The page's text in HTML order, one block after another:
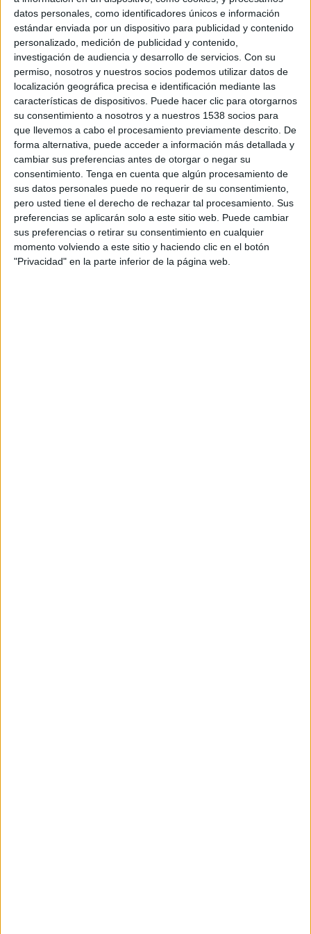
datos personales, como identificadores únicos e información
estándar enviada por un dispositivo para publicidad y contenido
personalizado, medición de publicidad y contenido,
investigación de audiencia y desarrollo de servicios. Con su
permiso, nosotros y nuestros socios podemos utilizar datos de
localización geográfica precisa e identificación mediante las
características de dispositivos. Puede hacer clic para otorgarnos
su consentimiento a nosotros y a nuestros 1538 socios para
que llevemos a cabo el procesamiento previamente descrito. De
forma alternativa, puede acceder a información más detallada y
cambiar sus preferencias antes de otorgar o negar su
consentimiento. Tenga en cuenta que algún procesamiento de
sus datos personales puede no requerir de su consentimiento,
pero usted tiene el derecho de rechazar tal procesamiento. Sus
preferencias se aplicarán solo a este sitio web. Puede cambiar
sus preferencias o retirar su consentimiento en cualquier
momento volviendo a este sitio y haciendo clic en el botón
"Privacidad" en la parte inferior de la página web.
La compañía española Smart4ads (www.smart4ads.es), compañía especializada en
solución publicitaria para el segmento de Adserving, Smart4ads Adserver. Esta
solución desarrollada por el equipo de ingenieros de la compañía, proporciona a
los publishers, redes publicitarias, agencias y clientes, una herramienta con la que
gestionar y optimizar sus campañas y espacios publicitarios en todo tipo de
dispositivos, ya sean ordenadores, tablets o móviles.
Smart4ads Adserver no sólo se ocupa de la gestión, inserción y seguimiento de
campañas en tiempo real teniendo en cuenta criterios de negocio como la
conversión a ventas y la optimización de precios. Además permite la elaboración
de informes y reportes estadísticos de seguimiento en tiempo real facilitando la
toma de decisiones y el ahorro de costes para el anunciante.
Smart4ads Adserver es compatible con formatos publicitarios incluyendo IAB,
Rich Media, Vídeo, Móvil, seguimiento de campañas de email marketing, etc.